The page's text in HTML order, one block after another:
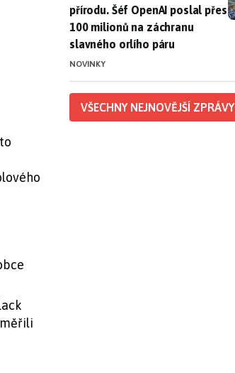
přírodu. Šéf OpenAI poslal přes
100 milionů na záchranu
slavného orlího páru
NOVINKY
VŠECHNY NEJNOVĚJŠÍ ZPRÁVY